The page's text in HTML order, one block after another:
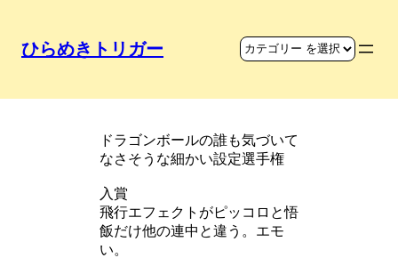
ひらめきトリガー
ドラゴンボールの誰も気づいて
なさそうな細かい設定選手権
入賞
飛行エフェクトがピッコロと悟
飯だけ他の連中と違う。エモ
い。